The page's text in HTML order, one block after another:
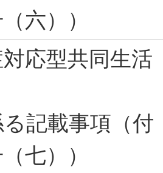
六））
対応型共同生活
記載事項（付
七））